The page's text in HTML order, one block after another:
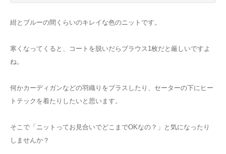
紺とブルーの間くらいのキレイな色のニットです。
寒くなってくると、コートを脱いだらブラウス1枚だと厳しいですよ
ね。
何かカーディガンなどの羽織りをプラスしたり、セーターの下にヒー
トテックを着たりしたいと思います。
そこで「ニットってお見合いでどこまでOKなの？」と気になったり
しませんか？